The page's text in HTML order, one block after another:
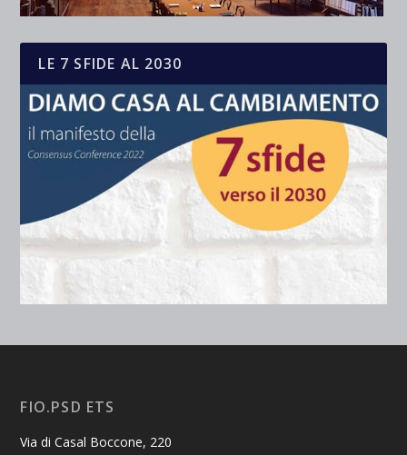
LE 7 SFIDE AL 2030
FIO.PSD ETS
Via di Casal Boccone, 220